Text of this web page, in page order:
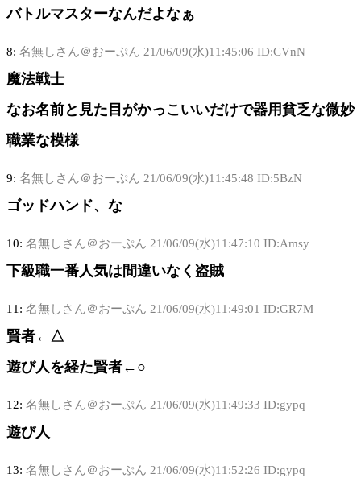
バトルマスターなんだよなぁ
8: 名無しさん＠おーぷん 21/06/09(水)11:45:06 ID:CVnN
魔法戦士
なお名前と見た目がかっこいいだけで器用貧乏な微妙
職業な模様
9: 名無しさん＠おーぷん 21/06/09(水)11:45:48 ID:5BzN
ゴッドハンド、な
10: 名無しさん＠おーぷん 21/06/09(水)11:47:10 ID:Amsy
下級職一番人気は間違いなく盗賊
11: 名無しさん＠おーぷん 21/06/09(水)11:49:01 ID:GR7M
賢者←△
遊び人を経た賢者←○
12: 名無しさん＠おーぷん 21/06/09(水)11:49:33 ID:gypq
遊び人
13: 名無しさん＠おーぷん 21/06/09(水)11:52:26 ID:gypq